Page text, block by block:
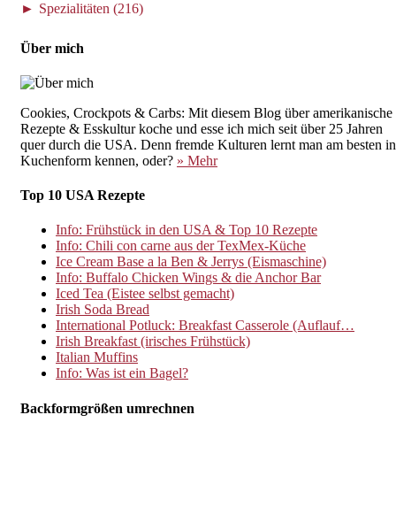
► Spezialitäten (216)
Über mich
Cookies, Crockpots & Carbs: Mit diesem Blog über amerikanische
Rezepte & Esskultur koche und esse ich mich seit über 25 Jahren
quer durch die USA. Denn fremde Kulturen lernt man am besten in
Kuchenform kennen, oder? » Mehr
Top 10 USA Rezepte
Info: Frühstück in den USA & Top 10 Rezepte
Info: Chili con carne aus der TexMex-Küche
Ice Cream Base a la Ben & Jerrys (Eismaschine)
Info: Buffalo Chicken Wings & die Anchor Bar
Iced Tea (Eistee selbst gemacht)
Irish Soda Bread
International Potluck: Breakfast Casserole (Auflauf…
Irish Breakfast (irisches Frühstück)
Italian Muffins
Info: Was ist ein Bagel?
Backformgrößen umrechnen